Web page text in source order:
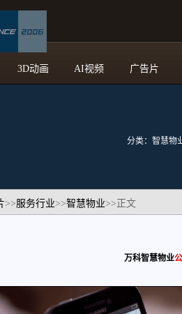
3D动画 AI视频 广告片
分类：智慧物
>>服务行业>>智慧物业>>正文
万科智慧物业